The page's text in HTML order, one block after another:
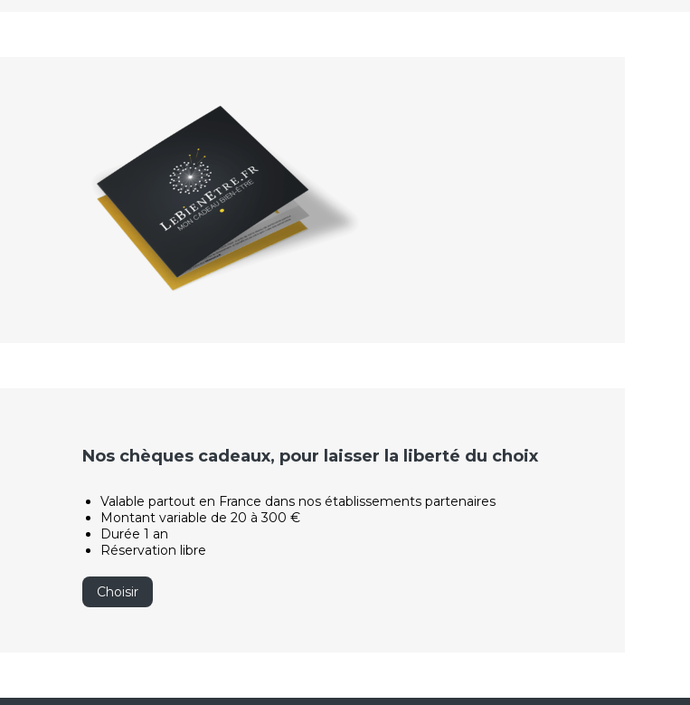
Nos chèques cadeaux, pour laisser la liberté du choix
Valable partout en France dans nos établissements partenaires
Montant variable de 20 à 300 €
Durée 1 an
Réservation libre
Choisir